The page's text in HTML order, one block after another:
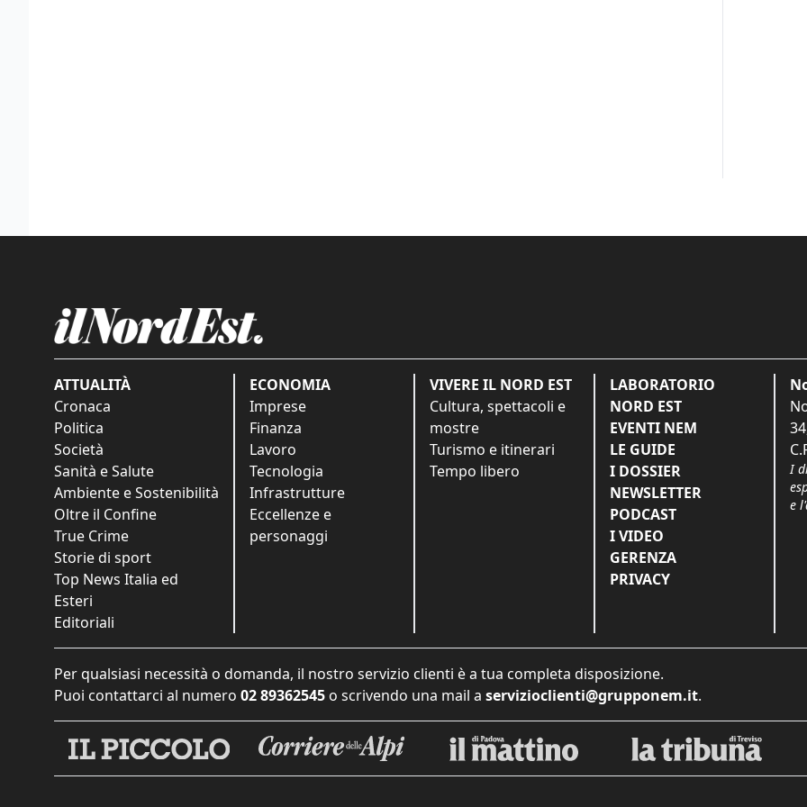
ATTUALITÀ
Cronaca
Politica
Società
Sanità e Salute
Ambiente e Sostenibilità
Oltre il Confine
True Crime
Storie di sport
Top News Italia ed
Esteri
Editoriali
ECONOMIA
Imprese
Finanza
Lavoro
Tecnologia
Infrastrutture
Eccellenze e
personaggi
VIVERE IL NORD EST
Cultura, spettacoli e
mostre
Turismo e itinerari
Tempo libero
LABORATORIO
NORD EST
EVENTI NEM
LE GUIDE
I DOSSIER
NEWSLETTER
PODCAST
I VIDEO
GERENZA
PRIVACY
I
e
Per qualsiasi necessità o domanda, il nostro servizio clienti è a tua completa disposizione.
Puoi contattarci al numero 02 89362545 o scrivendo una mail a servizioclienti@grupponem.it.